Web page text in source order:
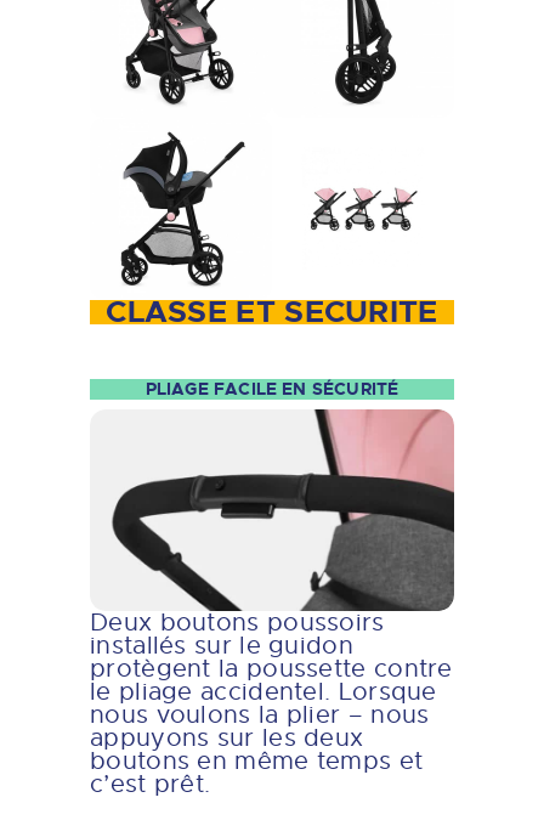
CLASSE ET SÉCURITÉ
PLIAGE FACILE EN SÉCURITÉ
Deux boutons poussoirs
installés sur le guidon
protègent la poussette contre
le pliage accidentel. Lorsque
nous voulons la plier – nous
appuyons sur les deux
boutons en même temps et
c’est prêt.